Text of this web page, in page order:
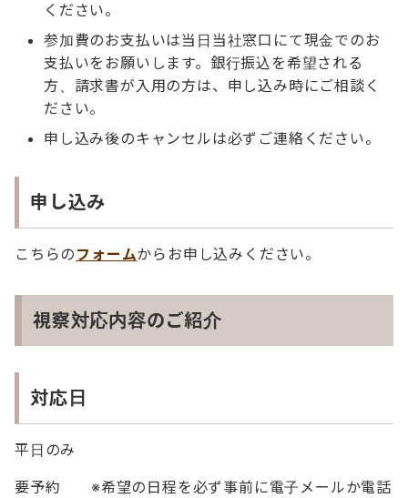
ください。
参加費のお支払いは当日当社窓口にて現金でのお
支払いをお願いします。銀行振込を希望される
方、請求書が入用の方は、申し込み時にご相談く
ださい。
申し込み後のキャンセルは必ずご連絡ください。
申し込み
こちらの フォームからお申し込みください。
視察対応内容のご紹介
対応日
平日のみ
要予約 ※希望の日程を必ず事前に電子メールか電話